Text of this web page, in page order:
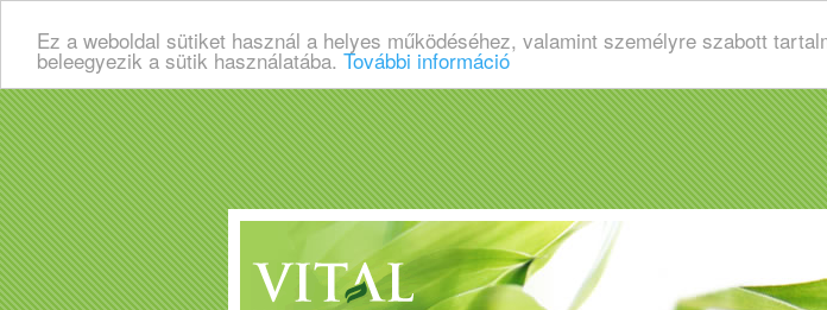
Ez a weboldal sütiket használ a helyes működéséhez, valamint személyre szabott
beleegyezik a sütik használatába. További információ